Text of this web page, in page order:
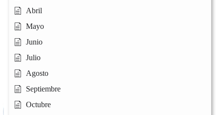
Abril
Mayo
Junio
Julio
Agosto
Septiembre
Octubre